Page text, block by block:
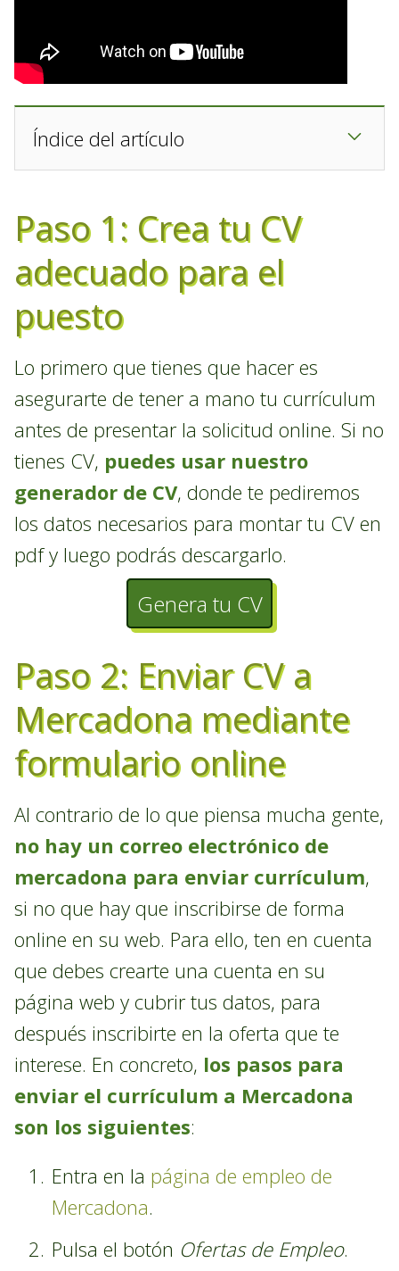
Índice del artículo
Paso 1: Crea tu CV
adecuado para el
puesto
Lo primero que tienes que hacer es
asegurarte de tener a mano tu currículum
antes de presentar la solicitud online. Si no
tienes CV, puedes usar nuestro
generador de CV, donde te pediremos
los datos necesarios para montar tu CV en
pdf y luego podrás descargarlo.
Genera tu CV
Paso 2: Enviar CV a
Mercadona mediante
formulario online
Al contrario de lo que piensa mucha gente,
no hay un correo electrónico de
mercadona para enviar currículum,
si no que hay que inscribirse de forma
online en su web. Para ello, ten en cuenta
que debes crearte una cuenta en su
página web y cubrir tus datos, para
después inscribirte en la oferta que te
interese. En concreto, los pasos para
enviar el currículum a Mercadona
son los siguientes:
Entra en la página de empleo de
Mercadona.
Pulsa el botón Ofertas de Empleo.